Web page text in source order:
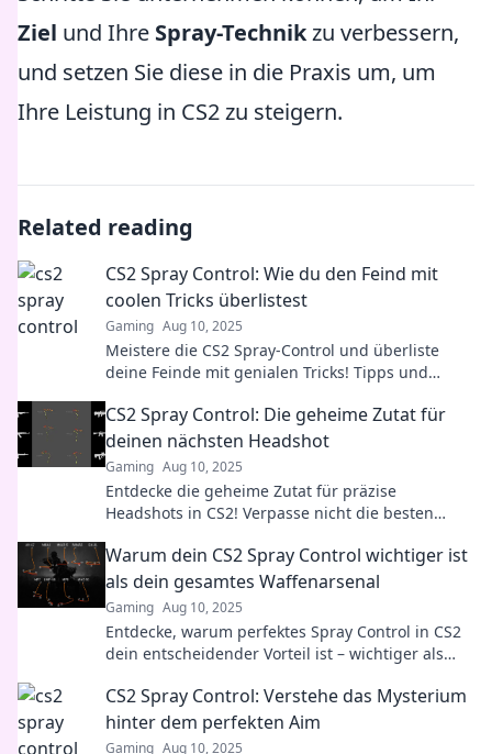
Ziel und Ihre Spray-Technikzu verbessern,
und setzen Sie diese in die Praxis um, um
Ihre Leistung in CS2 zu steigern.
Related reading
CS2 Spray Control: Wie du den Feind mit
coolen Tricks überlistest
Gaming Aug 10, 2025
Meistere die CS2 Spray-Control und überliste
deine Feinde mit genialen Tricks! Tipps und
CS2 Spray Control: Die geheime Zutat für
deinen nächsten Headshot
Gaming Aug 10, 2025
Entdecke die geheime Zutat für präzise
Headshots in CS2! Verpasse nicht die besten
Warum dein CS2 Spray Control wichtiger ist
als dein gesamtes Waffenarsenal
Gaming Aug 10, 2025
Entdecke, warum perfektes Spray Control in CS2
dein entscheidender Vorteil ist – wichtiger als
CS2 Spray Control: Verstehe das Mysterium
hinter dem perfekten Aim
Gaming Aug 10, 2025